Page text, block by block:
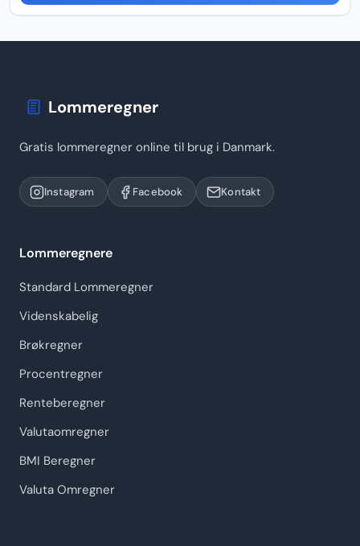
Lommeregner
Gratis lommeregner online til brug i Danmark.
Instagram Facebook Kontakt
Lommeregnere
Standard Lommeregner
Videnskabelig
Brøkregner
Procentregner
Renteberegner
Valutaomregner
BMI Beregner
Valuta Omregner